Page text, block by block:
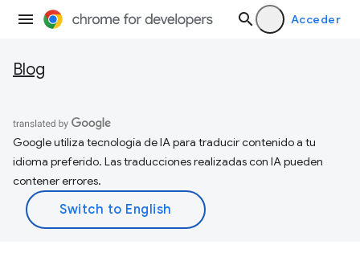
Acceder
Blog
Google utiliza tecnología de IA para traducir contenido a tu
idioma preferido. Las traducciones realizadas con IA pueden
contener errores.